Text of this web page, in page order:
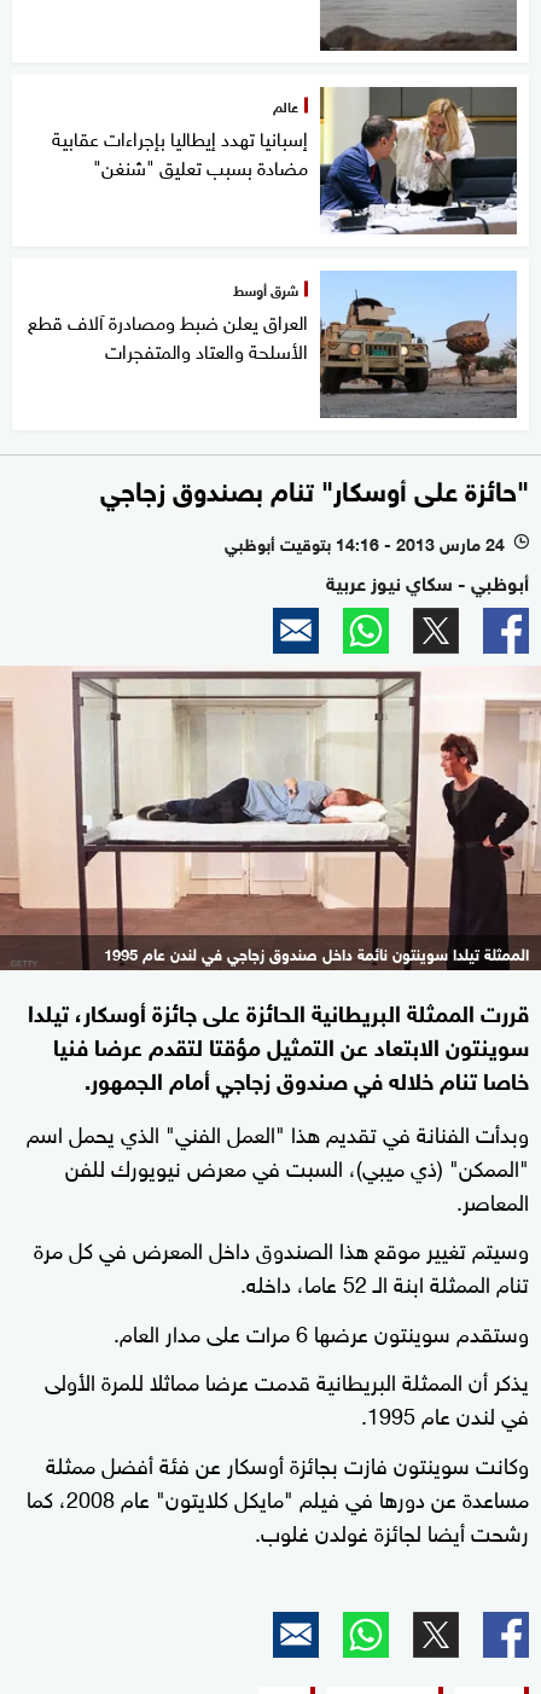
عالم
إسبانيا تهدد إيطاليا بإجراءات عقابية
مضادة بسبب تعليق "شنغن"
شرق أوسط
العراق يعلن ضبط ومصادرة آلاف قطع
الأسلحة والعتاد والمتفجرات
"حائزة على أوسكار" تنام بصندوق زجاجي
l 24 مارس 2013 - 14:16 بتوقيت أبوظبي
أبوظبي - سكاي نيوز عربية
الممثلة تيلدا سوينتون نائمة داخل صندوق زجاجي في لندن عام 1995
قررت الممثلة البريطانية الحائزة على جائزة أوسكار، تيلدا
سوينتون الابتعاد عن التمثيل مؤقتا لتقدم عرضا فنيا
خاصا تنام خلاله في صندوق زجاجي أمام الجمهور.
وبدأت الفنانة في تقديم هذا "العمل الفني" الذي يحمل اسم
"الممكن" (ذي ميبي)، السبت في معرض نيويورك للفن
المعاصر.
وسيتم تغيير موقع هذا الصندوق داخل المعرض في كل مرة
تنام الممثلة ابنة الـ 52 عاما، داخله.
وستقدم سوينتون عرضها 6 مرات على مدار العام.
يذكر أن الممثلة البريطانية قدمت عرضا مماثلا للمرة الأولى
في لندن عام 1995.
وكانت سوينتون فازت بجائزة أوسكار عن فئة أفضل ممثلة
مساعدة عن دورها في فيلم "مايكل كلايتون" عام 2008، كما
رشحت أيضا لجائزة غولدن غلوب.